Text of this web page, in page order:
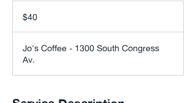
dollars$40
Jo's Coffee - 1300 South Congress
Av.